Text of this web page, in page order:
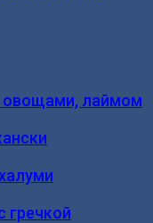
овощами, лаймом
гречкой